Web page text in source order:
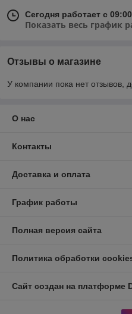
Сегодня работает с
Показать весь график
Отзывы о магазине
У компании пока нет отзывов,
О нас
Контакты
Доставка и оплата
График работы
Полная версия сайта
Политика обработки
Сайт создан на платформе